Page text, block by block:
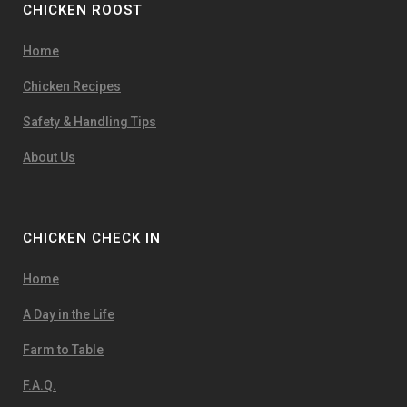
CHICKEN ROOST
Home
Chicken Recipes
Safety & Handling Tips
About Us
CHICKEN CHECK IN
Home
A Day in the Life
Farm to Table
F.A.Q.